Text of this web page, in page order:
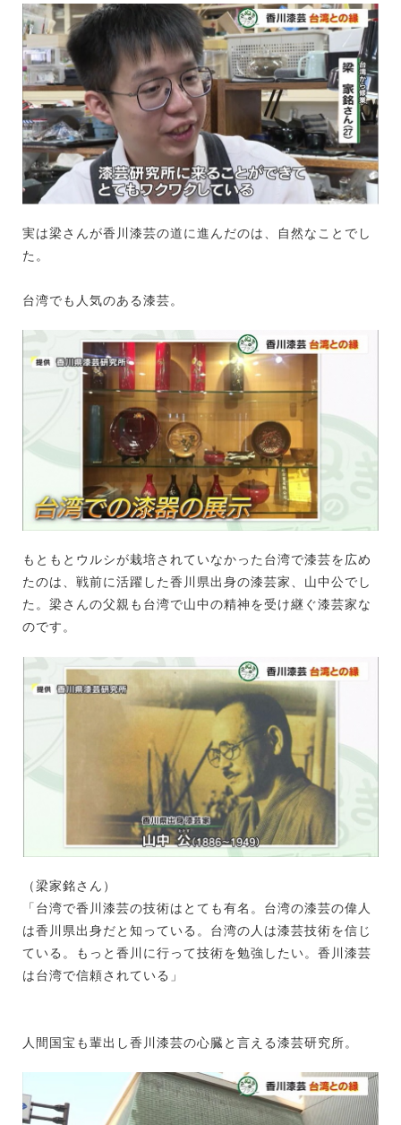
実は梁さんが香川漆芸の道に進んだのは、自然なことでし
た。
台湾でも人気のある漆芸。
もともとウルシが栽培されていなかった台湾で漆芸を広め
たのは、戦前に活躍した香川県出身の漆芸家、山中公でし
た。梁さんの父親も台湾で山中の精神を受け継ぐ漆芸家な
のです。
（梁家銘さん）
「台湾で香川漆芸の技術はとても有名。台湾の漆芸の偉人
は香川県出身だと知っている。台湾の人は漆芸技術を信じ
ている。もっと香川に行って技術を勉強したい。香川漆芸
は台湾で信頼されている」
人間国宝も輩出し香川漆芸の心臓と言える漆芸研究所。